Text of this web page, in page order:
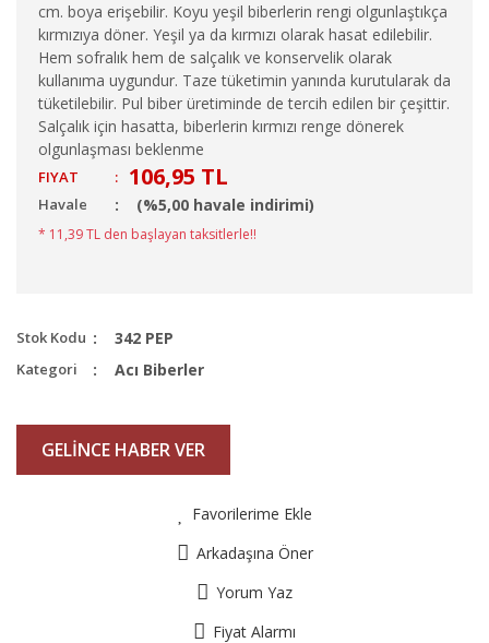
cm. boya erişebilir. Koyu yeşil biberlerin rengi olgunlaştıkça
kırmızıya döner. Yeşil ya da kırmızı olarak hasat edilebilir.
Hem sofralık hem de salçalık ve konservelik olarak
kullanıma uygundur. Taze tüketimin yanında kurutularak da
tüketilebilir. Pul biber üretiminde de tercih edilen bir çeşittir.
Salçalık için hasatta, biberlerin kırmızı renge dönerek
olgunlaşması beklenme
FIYAT : 106,95 TL
Havale (%5,00 havale indirimi)
* 11,39 TL den başlayan taksitlerle!!
Stok Kodu 342 PEP
Kategori Acı Biberler
GELİNCE HABER VER
Favorilerime Ekle
Arkadaşına Öner
Yorum Yaz
Fiyat Alarmı